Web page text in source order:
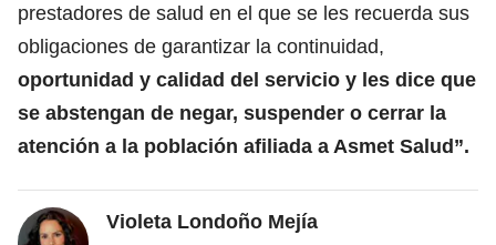
prestadores de salud en el que se les recuerda sus
obligaciones de garantizar la continuidad,
oportunidad y calidad del servicio y les dice que
se abstengan de negar, suspender o cerrar la
atención a la población afiliada a Asmet Salud”.
Violeta Londoño Mejía